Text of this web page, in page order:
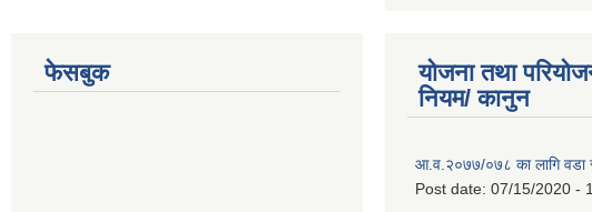
फेसबुक
योजना तथा
नियम/ कानुन
आ.व.२०७७/०७८ का लागि वडा
Post date: 07/15/2020 -